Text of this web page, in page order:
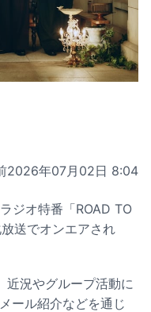
2026年07月02日 8:04
ジオ特番「ROAD TO
送でオンエアされ
近況やグループ活動に
ール紹介などを通じ